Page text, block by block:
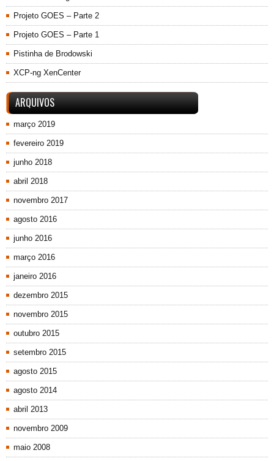
Projeto GOES – Parte 2
Projeto GOES – Parte 1
Pistinha de Brodowski
XCP-ng XenCenter
ARQUIVOS
março 2019
fevereiro 2019
junho 2018
abril 2018
novembro 2017
agosto 2016
junho 2016
março 2016
janeiro 2016
dezembro 2015
novembro 2015
outubro 2015
setembro 2015
agosto 2015
agosto 2014
abril 2013
novembro 2009
maio 2008